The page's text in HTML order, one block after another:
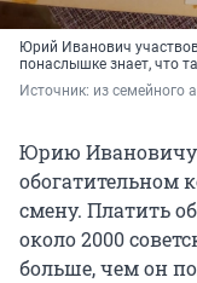
Юрий Иванович
понаслышке знает, что
Источник: из семейного
Юрию Ивановичу
обогатительном
смену. Платить
около 2000
больше, чем он